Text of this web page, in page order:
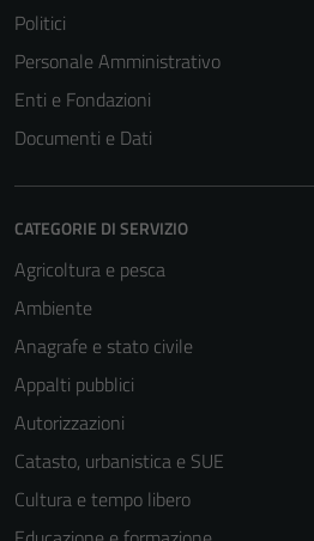
Politici
Personale Amministrativo
Enti e Fondazioni
Documenti e Dati
CATEGORIE DI SERVIZIO
Agricoltura e pesca
Ambiente
Anagrafe e stato civile
Appalti pubblici
Autorizzazioni
Catasto, urbanistica e SUE
Cultura e tempo libero